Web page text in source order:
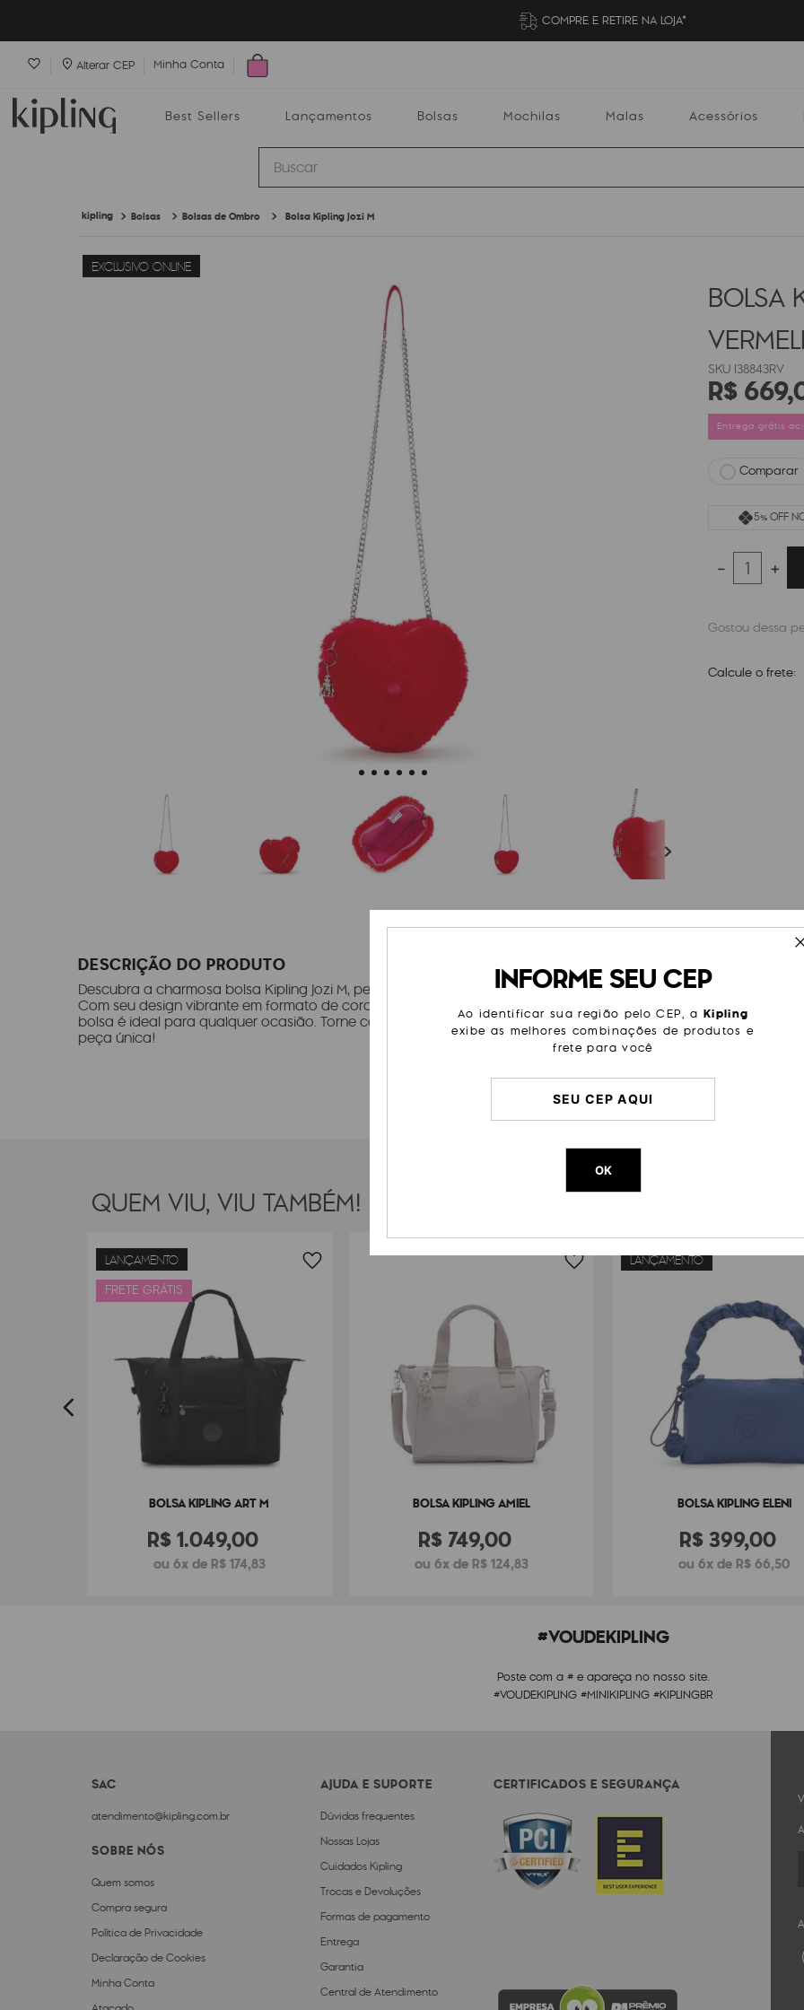
COMPRE E RETIRE NA LOJA*
Alterar CEP Minha Conta
Best Sellers Lançamentos Bolsas Mochilas Malas Acessórios
Buscar
Bolsas Bolsas de Ombro Bolsa Kipling Jozi M
EXCLUSIVO ONLINE
BOLSA
I38843RV
R$669,
Entrega grátis
Comparar
5% OFF
＋
－
Calcule o frete:
DESCRIÇÃO DO PRODUTO
Descubra a charmosa bolsa Kipling Jozi M, perfeita para complementar seu estilo.
Com seu design vibrante em formato de coração e cor vermelha marcante, esta
bolsa é ideal para qualquer ocasião. Torne cada passeio especial com esta
peça única!
ESPECIFICAÇÕES
Dimensões
QUEM VIU, VIU TAMBÉM!
LANÇAMENTO
FRETE GRÁTIS
BOLSA KIPLING ART M
R$1.049,00
ou 6x de R$ 174,83
BOLSA KIPLING AMIEL
R$ 749,00
ou 6x de R$ 124,83
LANÇAMENTO
BOLSA KIPLING ELENI
R$399,00
ou 6x de R$ 66,50
#VOUDEKIPLING
Poste com a # e apareça no nosso site.
#VOUDEKIPLING #MINIKIPLING #KIPLINGBR
SAC
atendimento@kipling.com.br
SOBRE NÓS
Quem somos
Compra segura
Política de Privacidade
Declaração de Cookies
Minha Conta
AJUDA E SUPORTE
Dúvidas frequentes
Nossas Lojas
Cuidados Kipling
Trocas e Devoluções
Formas de pagamento
Entrega
Garantia
Central de Atendimento
CERTIFICADOS E SEGURANÇA
INFORME SEU CEP
Ao identificar sua região pelo CEP, a Kipling
exibe as melhores combinações de produtos e
frete para você
OK